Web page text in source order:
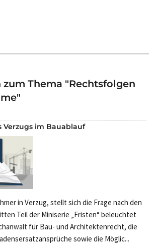
Thema "Rechtsfolgen
Verzugs im Bauablauf
in Verzug, stellt sich die Frage nach den
Teil der Miniserie „Fristen“ beleuchtet
für Bau- und Architektenrecht, die
sowie die Möglic...